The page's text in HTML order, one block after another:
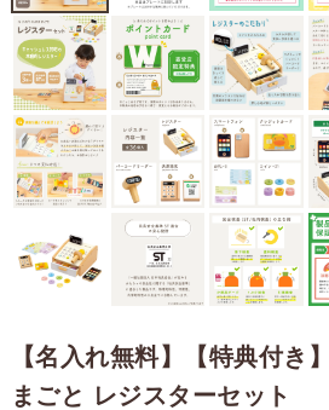
【名入れ無料】【特典付き
まごと レジスターセット